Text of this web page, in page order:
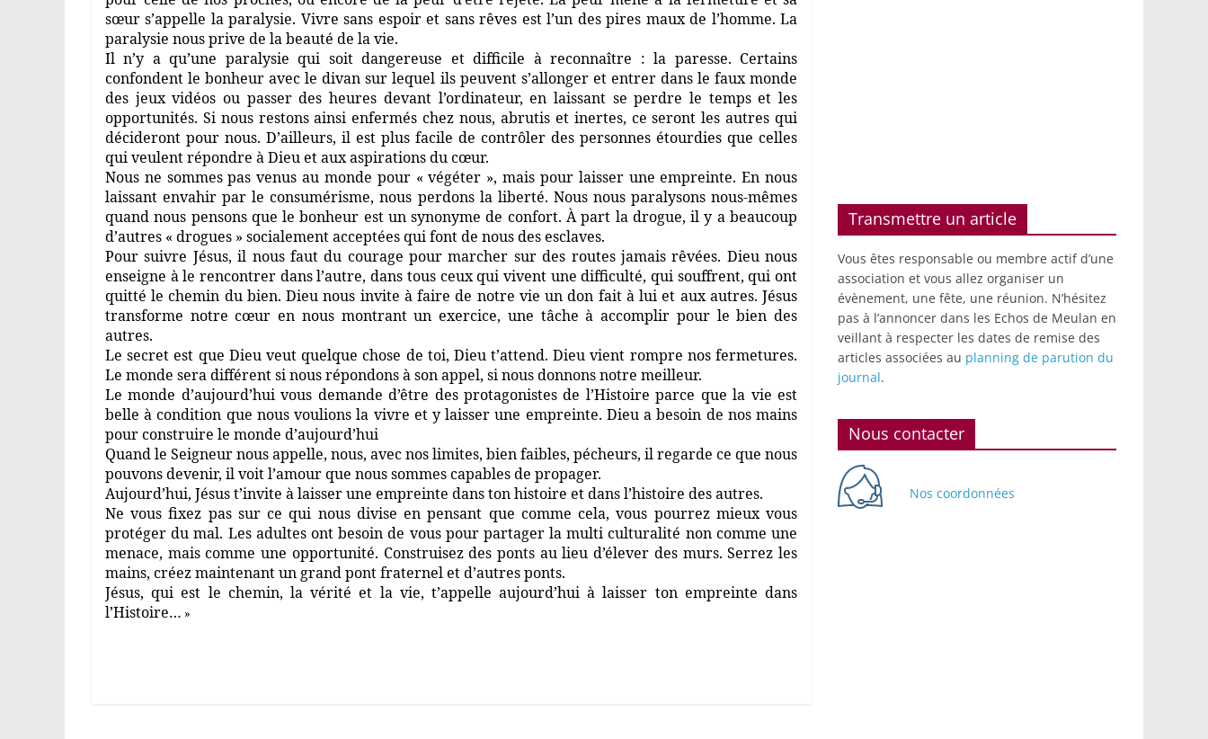
sœur s’appelle la paralysie. Vivre sans espoir et sans rêves est l’un des pires maux de l’homme. La
paralysie nous prive de la beauté de la vie.
Il n’y a qu’une paralysie qui soit dangereuse et difficile à reconnaître : la paresse. Certains
confondent le bonheur avec le divan sur lequel ils peuvent s’allonger et entrer dans le faux monde
des jeux vidéos ou passer des heures devant l’ordinateur, en laissant se perdre le temps et les
opportunités. Si nous restons ainsi enfermés chez nous, abrutis et inertes, ce seront les autres qui
décideront pour nous. D’ailleurs, il est plus facile de contrôler des personnes étourdies que celles
qui veulent répondre à Dieu et aux aspirations du cœur.
Nous ne sommes pas venus au monde pour « végéter », mais pour laisser une empreinte. En nous
laissant envahir par le consumérisme, nous perdons la liberté. Nous nous paralysons nous-mêmes
quand nous pensons que le bonheur est un synonyme de confort. À part la drogue, il y a beaucoup
d’autres « drogues » socialement acceptées qui font de nous des esclaves.
Pour suivre Jésus, il nous faut du courage pour marcher sur des routes jamais rêvées. Dieu nous
enseigne à le rencontrer dans l’autre, dans tous ceux qui vivent une difficulté, qui souffrent, qui ont
quitté le chemin du bien. Dieu nous invite à faire de notre vie un don fait à lui et aux autres. Jésus
transforme notre cœur en nous montrant un exercice, une tâche à accomplir pour le bien des
autres.
Le secret est que Dieu veut quelque chose de toi, Dieu t’attend. Dieu vient rompre nos fermetures.
Le monde sera différent si nous répondons à son appel, si nous donnons notre meilleur.
Le monde d’aujourd’hui vous demande d’être des protagonistes de l’Histoire parce que la vie est
belle à condition que nous voulions la vivre et y laisser une empreinte. Dieu a besoin de nos mains
pour construire le monde d’aujourd’hui
Quand le Seigneur nous appelle, nous, avec nos limites, bien faibles, pécheurs, il regarde ce que nous
pouvons devenir, il voit l’amour que nous sommes capables de propager.
Aujourd’hui, Jésus t’invite à laisser une empreinte dans ton histoire et dans l’histoire des autres.
Ne vous fixez pas sur ce qui nous divise en pensant que comme cela, vous pourrez mieux vous
protéger du mal. Les adultes ont besoin de vous pour partager la multi culturalité non comme une
menace, mais comme une opportunité. Construisez des ponts au lieu d’élever des murs. Serrez les
mains, créez maintenant un grand pont fraternel et d’autres ponts.
Jésus, qui est le chemin, la vérité et la vie, t’appelle aujourd’hui à laisser ton empreinte dans
l’Histoire… »
Transmettre un article
Vous êtes responsable ou membre actif d’une
association et vous allez organiser un
évènement, une fête, une réunion. N’hésitez
pas à l’annoncer dans les Echos de Meulan en
veillant à respecter les dates de remise des
articles associées au planning de parution du
journal.
Nous contacter
Nos coordonnées